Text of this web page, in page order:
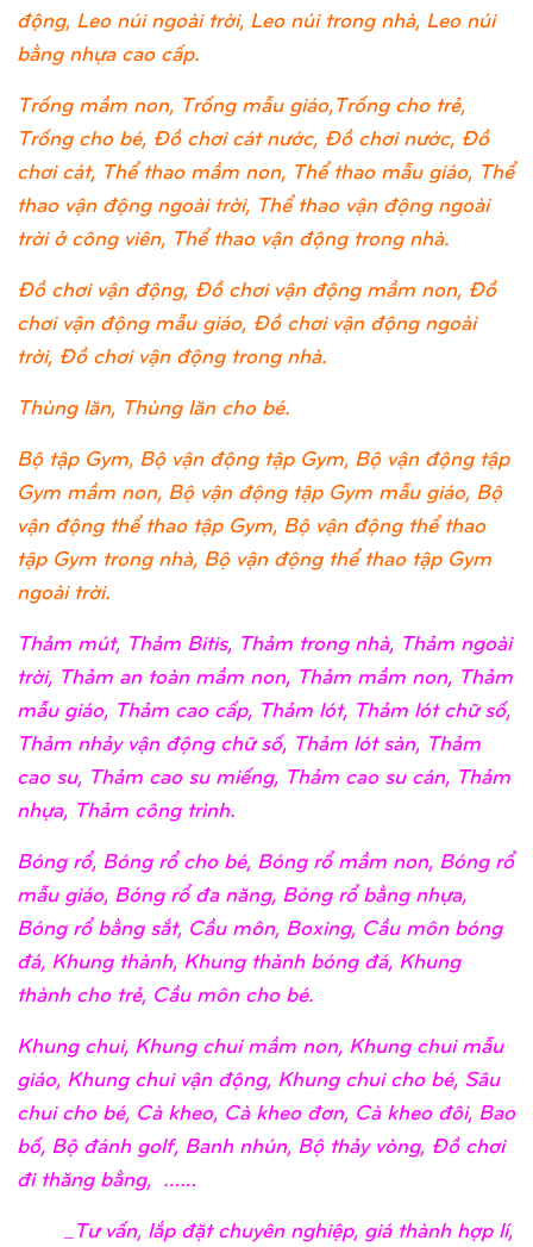
động, Leo núi ngoài trời, Leo núi trong nhà, Leo núi
bằng nhựa cao cấp.
Trống mầm non, Trống mẫu giáo,Trống cho trẻ,
Trống cho bé, Đồ chơi cát nước, Đồ chơi nước, Đồ
chơi cát, Thể thao mầm non, Thể thao mẫu giáo, Thể
thao vận động ngoài trời, Thể thao vận động ngoài
trời ở công viên, Thể thao vận động trong nhà.
Đồ chơi vận động, Đồ chơi vận động mầm non, Đồ
chơi vận động mẫu giáo, Đồ chơi vận động ngoài
trời, Đồ chơi vận động trong nhà.
Thùng lăn, Thùng lăn cho bé.
Bộ tập Gym, Bộ vận động tập Gym, Bộ vận động tập
Gym mầm non, Bộ vận động tập Gym mẫu giáo, Bộ
vận động thể thao tập Gym, Bộ vận động thể thao
tập Gym trong nhà, Bộ vận động thể thao tập Gym
ngoài trời.
Thảm mút, Thảm Bitis, Thảm trong nhà, Thảm ngoài
trời, Thảm an toàn mầm non, Thảm mầm non, Thảm
mẫu giáo, Thảm cao cấp, Thảm lót, Thảm lót chữ số,
Thảm nhảy vận động chữ số, Thảm lót sàn, Thảm
cao su, Thảm cao su miếng, Thảm cao su cán, Thảm
nhựa, Thảm công trình.
Bóng rổ, Bóng rổ cho bé, Bóng rổ mầm non, Bóng rổ
mẫu giáo, Bóng rổ đa năng, Bóng rổ bằng nhựa,
Bóng rổ bằng sắt, Cầu môn, Boxing, Cầu môn bóng
đá, Khung thành, Khung thành bóng đá, Khung
thành cho trẻ, Cầu môn cho bé.
Khung chui, Khung chui mầm non, Khung chui mẫu
giáo, Khung chui vận động, Khung chui cho bé, Sâu
chui cho bé, Cà kheo, Cà kheo đơn, Cà kheo đôi, Bao
bố, Bộ đánh golf, Banh nhún, Bộ thảy vòng, Đồ chơi
đi thăng bằng, ……
_Tư vấn, lắp đặt chuyên nghiệp, giá thành hợp lí,